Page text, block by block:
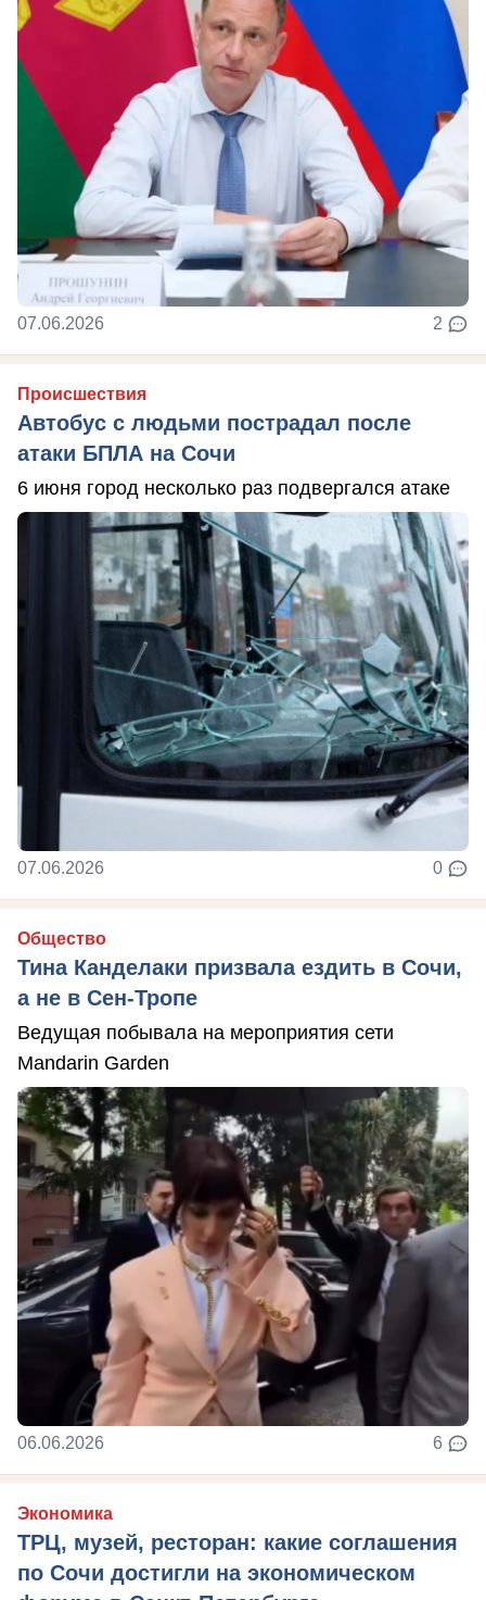
07.06.2026 2
Происшествия
Автобус с людьми пострадал после
атаки БПЛА на Сочи
6 июня город несколько раз подвергался атаке
07.06.2026 0
Общество
Тина Канделаки призвала ездить в Сочи,
а не в Сен-Тропе
Ведущая побывала на мероприятия сети
Mandarin Garden
06.06.2026 6
Экономика
ТРЦ, музей, ресторан: какие соглашения
по Сочи достигли на экономическом